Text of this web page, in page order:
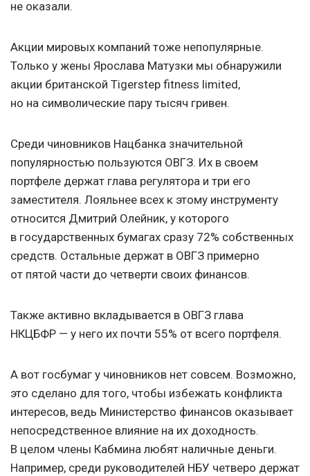
не оказали.
Акции мировых компаний тоже непопулярные.
Только у жены Ярослава Матузки мы обнаружили
акции британской Tigerstep fitness limited,
но на символические пару тысяч гривен.
Среди чиновников Нацбанка значительной
популярностью пользуются ОВГЗ. Их в своем
портфеле держат глава регулятора и три его
заместителя. Лояльнее всех к этому инструменту
относится Дмитрий Олейник, у которого
в государственных бумагах сразу 72% собственных
средств. Остальные держат в ОВГЗ примерно
от пятой части до четверти своих финансов.
Также активно вкладывается в ОВГЗ глава
НКЦБФР — у него их почти 55% от всего портфеля.
А вот госбумаг у чиновников нет совсем. Возможно,
это сделано для того, чтобы избежать конфликта
интересов, ведь Министерство финансов оказывает
непосредственное влияние на их доходность.
В целом члены Кабмина любят наличные деньги.
Например, среди руководителей НБУ четверо держат